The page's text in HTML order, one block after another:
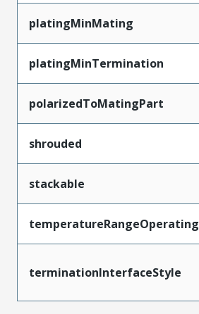
platingMinMating
platingMinTermination
polarizedToMatingPart
shrouded
stackable
temperatureRangeOperating
terminationInterfaceStyle